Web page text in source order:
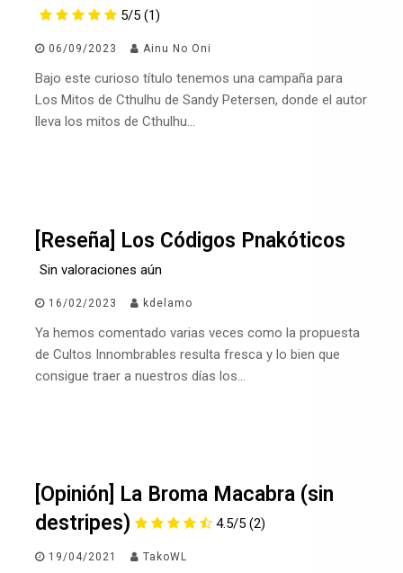
5/5 (1)
06/09/2023 Ainu No Oni
Bajo este curioso título tenemos una campaña para
Los Mitos de Cthulhu de Sandy Petersen, donde el autor
lleva los mitos de Cthulhu…
[Reseña] Los Códigos Pnakóticos
Sin valoraciones aún
16/02/2023 kdelamo
Ya hemos comentado varias veces como la propuesta
de Cultos Innombrables resulta fresca y lo bien que
consigue traer a nuestros días los…
[Opinión] La Broma Macabra (sin
destripes)
4.5/5 (2)
19/04/2021 TakoWL